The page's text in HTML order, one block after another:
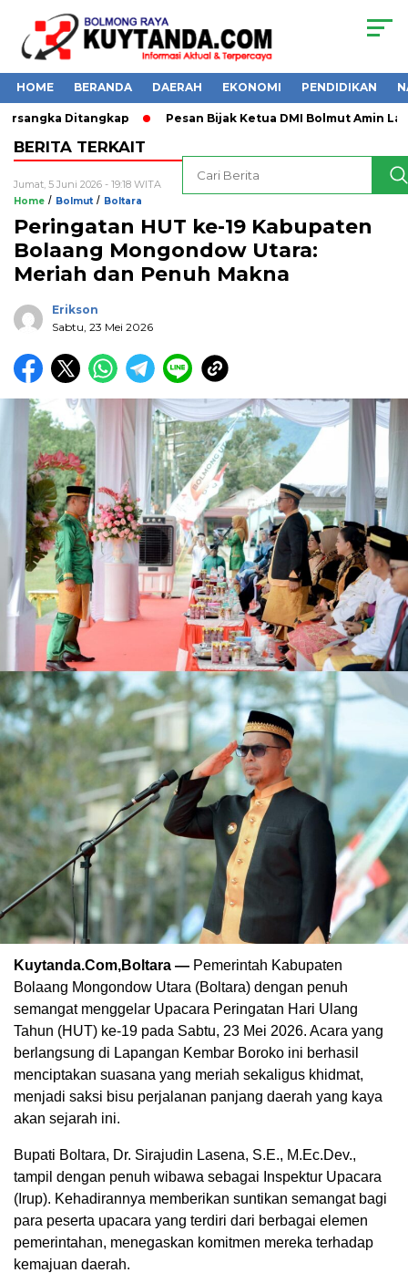
HOME BERANDA DAERAH EKONOMI PENDIDIKAN
Ditangkap Pesan Bijak Ketua DMI Bolmut Amin
Home / Bolmut/ Boltara
Peringatan HUT ke-19 Kabupaten
Bolaang Mongondow Utara:
Meriah dan Penuh Makna
Erikson
Sabtu, 23 Mei 2026
Kuytanda.Com,Boltara — Pemerintah Kabupaten
Bolaang Mongondow Utara (Boltara) dengan penuh
semangat menggelar Upacara Peringatan Hari Ulang
Tahun (HUT) ke-19 pada Sabtu, 23 Mei 2026. Acara yang
berlangsung di Lapangan Kembar Boroko ini berhasil
menciptakan suasana yang meriah sekaligus khidmat,
menjadi saksi bisu perjalanan panjang daerah yang kaya
akan sejarah ini.
Bupati Boltara, Dr. Sirajudin Lasena, S.E., M.Ec.Dev.,
tampil dengan penuh wibawa sebagai Inspektur Upacara
(Irup). Kehadirannya memberikan suntikan semangat bagi
para peserta upacara yang terdiri dari berbagai elemen
pemerintahan, menegaskan komitmen mereka terhadap
kemajuan daerah.
BERITA TERKAIT
Jumat, 5 Juni 2026 - 19:18 WITA